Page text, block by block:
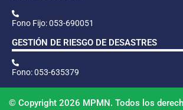
Fono Fijo: 053-690051
GESTIÓN DE RIESGO DE DESASTRES
Fono: 053-635379
© Copyright 2026 MPMN. Todos los